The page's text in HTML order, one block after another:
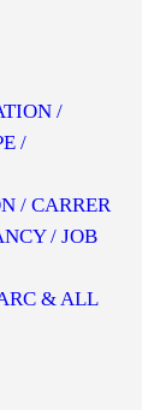
/
/
/ CARRER
/ JOB
& ALL